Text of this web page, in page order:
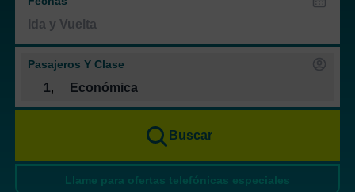
Pasajeros Y Clase
1, Económica
Buscar
Llame para ofertas telefónicas especiales